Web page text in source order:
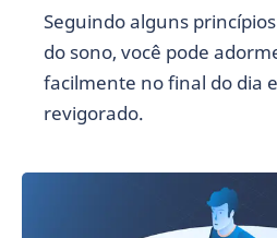
Seguindo alguns
do sono, você pode
facilmente no final do dia
revigorado.